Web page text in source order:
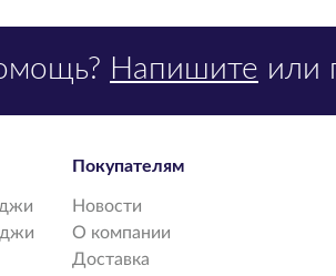
Напишите или
Покупателям
Новости
О компании
Доставка